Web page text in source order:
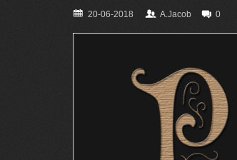
20-06-2018 A.Jacob 0